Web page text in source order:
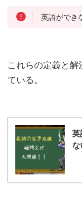
英語ができ
これらの定義と
ている。
英
な